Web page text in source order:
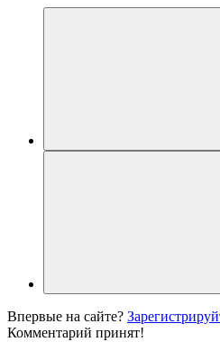
Впервые на сайте?
Комментарий принят!